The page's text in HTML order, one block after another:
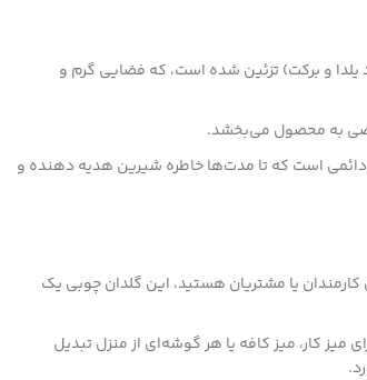
یلدا و برکت) تزئین شده است، که فضایی گرم و
به محصول می‌بخشد.
دائمی است که تا مدت‌ها خاطره شیرین هدیه دهنده و
یا مشتریان هستید، این گلدان چوبی یک
میز کار، میز کافه یا هر گوشه‌ای از منزل تبدیل